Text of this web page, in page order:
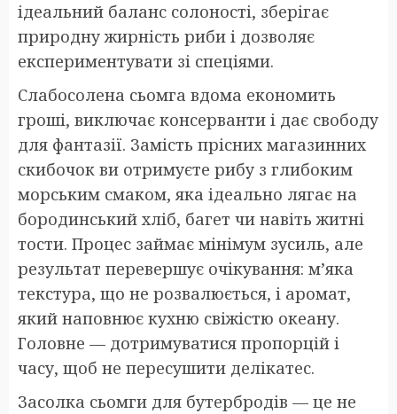
ідеальний баланс солоності, зберігає
природну жирність риби і дозволяє
експериментувати зі спеціями.
Слабосолена сьомга вдома економить
гроші, виключає консерванти і дає свободу
для фантазії. Замість прісних магазинних
скибочок ви отримуєте рибу з глибоким
морським смаком, яка ідеально лягає на
бородинський хліб, багет чи навіть житні
тости. Процес займає мінімум зусиль, але
результат перевершує очікування: м’яка
текстура, що не розвалюється, і аромат,
який наповнює кухню свіжістю океану.
Головне — дотримуватися пропорцій і
часу, щоб не пересушити делікатес.
Засолка сьомги для бутербродів — це не